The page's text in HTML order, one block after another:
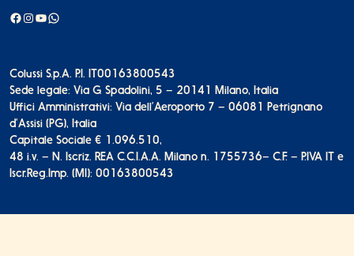
Facebook InstagramYouTube WhatsApp
Colussi S.p.A. P.I. IT00163800543
Sede legale: Via G. Spadolini, 5 – 20141 Milano, Italia
Uffici Amministrativi: Via dell’Aeroporto 7 – 06081 Petrignano
d’Assisi (PG), Italia
Capitale Sociale € 1.096.510,
48 i.v. – N. Iscriz. REA C.C.I.A.A. Milano n. 1755736– C.F. – P.IVA IT e
Iscr.Reg.Imp. (MI): 00163800543